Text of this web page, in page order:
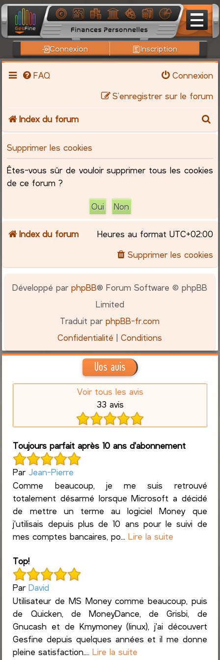
Connexion Inscription
FAQ
Connexion
S’enregistrer sur le forum
Index du forum
c
r
c
h
Supprimer les cookies
Êtes-vous sûr de vouloir supprimer tous les cookies
de ce forum ?
Index du forum Heures au format UTC+02:00
Supprimer les cookies
Développé parphpBB® Forum Software © phpBB
Limited
Traduit parphpBB-fr.com
Confidentialité |Conditions
Vos avis
Voir tous les avis
33 avis
Toujours parfait après 10 ans d'abonnement
Par Jean-Pierre
Comme beaucoup, je me suis retrouvé
totalement désarmé lorsque Microsoft a décidé
de mettre un terme au logiciel Money que
j'utilisais depuis plus de 10 ans pour le suivi de
mes comptes bancaires, po...Lire la suite
Top!
ParDavid
Utilisateur de MS Money comme beaucoup, puis
de Quicken, de MoneyDance, de Grisbi, de
Gnucash et de Kmymoney (linux), j'ai découvert
Gesfine depuis quelques années et il me donne
pleine satisfaction....Lire la suite